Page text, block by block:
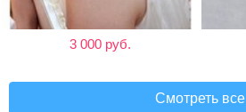
3 000 руб.
Смотреть все